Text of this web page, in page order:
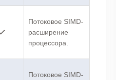
Потоковое SIMD-
расширение
процессора.
Потоковое SIMD-